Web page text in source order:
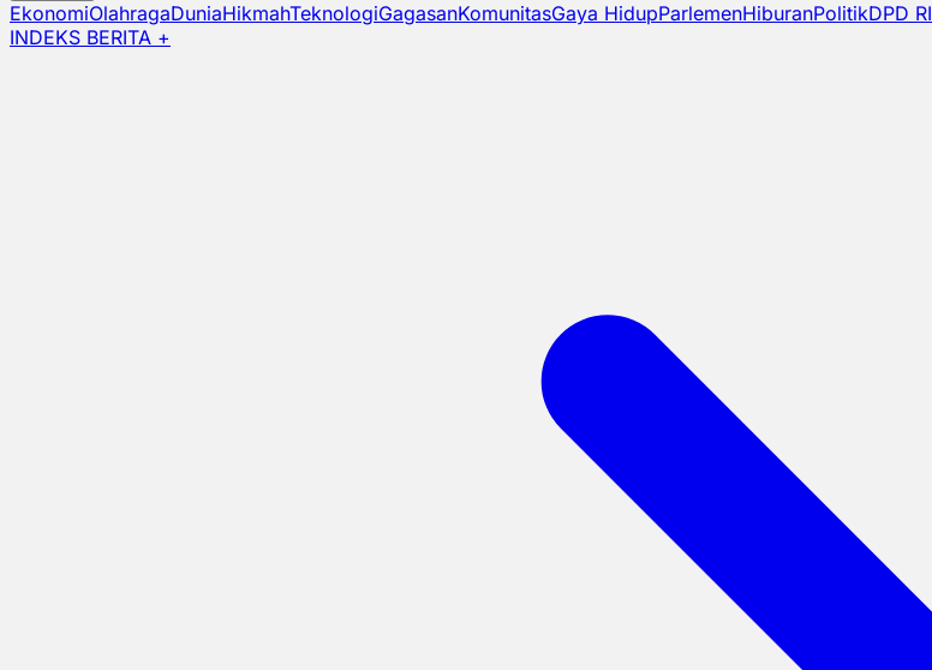
EkonomiOlahragaDuniaHikmahTeknologiGagasanKomunitasGaya HidupParlemenHiburanPolitikDPD RI
INDEKS BERITA +